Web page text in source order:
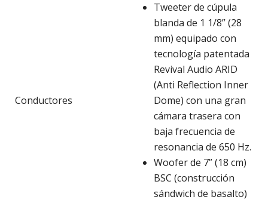
Conductores
Tweeter de cúpula
blanda de 1 1/8” (28
mm) equipado con
tecnología patentada
Revival Audio ARID
(Anti Reflection Inner
Dome) con una gran
cámara trasera con
baja frecuencia de
resonancia de 650 Hz.
Woofer de 7” (18 cm)
BSC (construcción
sándwich de basalto)